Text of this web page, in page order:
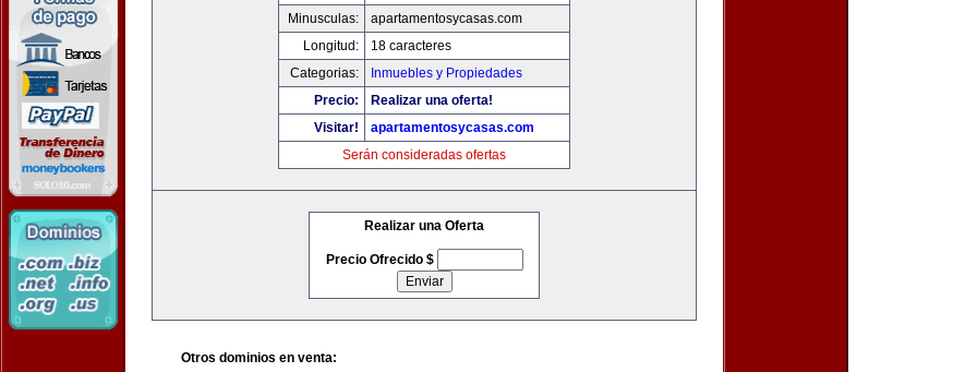
Minusculas:
apartamentosycasas.com
Longitud:
18 caracteres
Categorias:
Inmuebles y Propiedades
Precio:
Realizar una oferta!
Visitar!
apartamentosycasas.com
Serán consideradas ofertas
Realizar una Oferta
Precio Ofrecido $
Otros dominios en venta: